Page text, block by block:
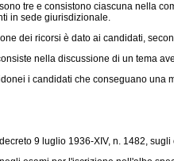
tre e consistono ciascuna nella
in sede giurisdizionale.
dei ricorsi è dato ai candidati,
nella discussione di un tema
i candidati che conseguano una
9 luglio 1936-XIV, n. 1482,